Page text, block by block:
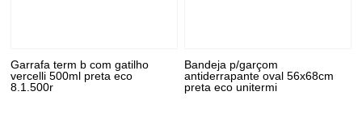
Garrafa term b com gatilho
vercelli 500ml preta eco
8.1.500r
Bandeja p/garçom
antiderrapante oval 56x68cm
preta eco unitermi